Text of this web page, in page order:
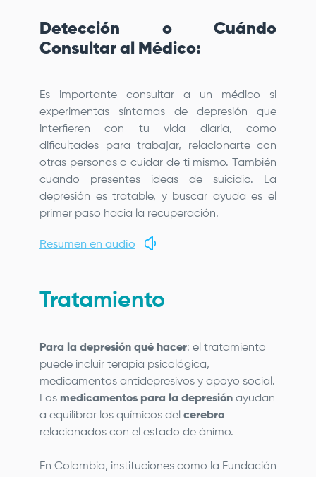
Detección o Cuándo
Consultar al Médico:
Es importante consultar a un médico si
experimentas síntomas de depresión que
interfieren con tu vida diaria, como
dificultades para trabajar, relacionarte con
otras personas o cuidar de ti mismo. También
cuando presentes ideas de suicidio. La
depresión es tratable, y buscar ayuda es el
primer paso hacia la recuperación.
Resumen en audio
Tratamiento
Para la depresión qué hacer: el tratamiento
puede incluir terapia psicológica,
medicamentos antidepresivos y apoyo social.
Los medicamentos para la depresión ayudan
a equilibrar los químicos del cerebro
relacionados con el estado de ánimo.
En Colombia, instituciones como la Fundación